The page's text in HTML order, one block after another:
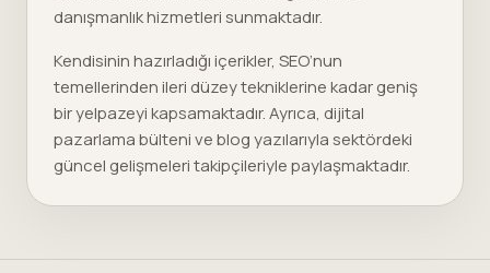
danışmanlık hizmetleri sunmaktadır.
Kendisinin hazırladığı içerikler, SEO’nun
temellerinden ileri düzey tekniklerine kadar geniş
bir yelpazeyi kapsamaktadır. Ayrıca, dijital
pazarlama bülteni ve blog yazılarıyla sektördeki
güncel gelişmeleri takipçileriyle paylaşmaktadır.